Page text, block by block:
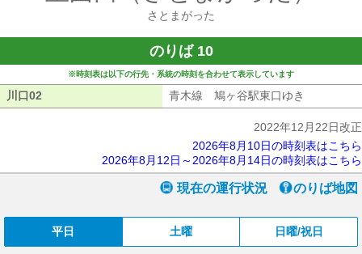
さとまがった
のりば 10
※時刻表は以下の行先・系統の時刻を合わせて表示しています
川口02 青木線 鳩ヶ谷駅東口ゆき
2022年12月22日改正
2026年8月10日の時刻表はこちら
2026年8月12日～2026年8月14日の時刻表はこちら
現在の運行状況 のりば地図
平日 土曜 日曜/祝日